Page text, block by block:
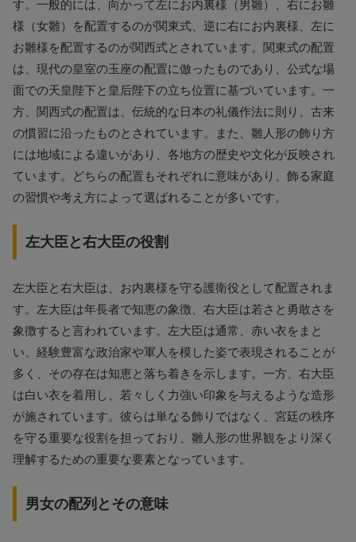
す。一般的には、向かって左にお内裏様（男雛）、右にお雛
様（女雛）を配置するのが関東式、逆に右にお内裏様、左に
お雛様を配置するのが関西式とされています。関東式の配置
は、現代の皇室の玉座の配置に倣ったものであり、公式な場
面での天皇陛下と皇后陛下の立ち位置に基づいています。一
方、関西式の配置は、伝統的な日本の礼儀作法に則り、古来
の慣習に沿ったものとされています。また、雛人形の飾り方
には地域による違いがあり、各地方の歴史や文化が反映され
ています。どちらの配置もそれぞれに意味があり、飾る家庭
の習慣や考え方によって選ばれることが多いです。
左大臣と右大臣の役割
左大臣と右大臣は、お内裏様を守る護衛役として配置されま
す。左大臣は年長者で知恵の象徴、右大臣は若さと勇敢さを
象徴すると言われています。左大臣は通常、赤い衣をまと
い、経験豊富な政治家や軍人を模した姿で表現されることが
多く、その存在は知恵と落ち着きを示します。一方、右大臣
は白い衣を着用し、若々しく力強い印象を与えるような造形
が施されています。彼らは単なる飾りではなく、宮廷の秩序
を守る重要な役割を担っており、雛人形の世界観をより深く
理解するための重要な要素となっています。
男女の配列とその意味